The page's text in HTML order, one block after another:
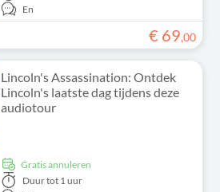
En
€ 69,00
Lincoln's Assassination: Ontdek
Lincoln's laatste dag tijdens deze
audiotour
Gratis annuleren
Duurtot 1 uur